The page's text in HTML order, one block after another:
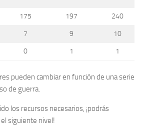
175 197 240
7 9 10
0 1 1
pueden cambiar en función de una serie
de guerra.
los recursos necesarios, ¡podrás
siguiente nivel!